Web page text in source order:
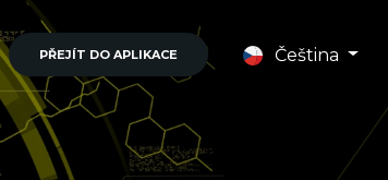
PŘEJÍT DO APLIKACE Čeština